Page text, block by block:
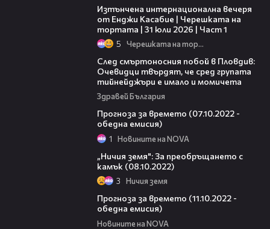
Изтънчена интернационална вечеря
от Енджи Касабие | Черешката на
тортата | 31 юли 2026 | Част 1
5 Черешката на тортата
След смъртоносния побой в Пловдив:
Очевидци твърдят, че сред групата
тийнейджъри е имало и момичета
Здравей България
Прогноза за времето (07.10.2022 -
обедна емисия)
1 Новините на NOVA
„Ничия земя": За преобръщането с
камък (08.10.2022)
3 Ничия земя
Прогноза за времето (11.10.2022 -
обедна емисия)
Новините на NOVA